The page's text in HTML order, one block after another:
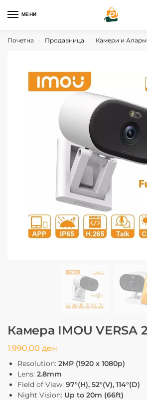
МЕНИ
Почетна › Продавница › Камери и
Камера IMOU VERSA
1.990,00 ден
Resolution: 2MP (1920 x 1080p)
Lens: 2.8mm
Field of View: 97°(H), 52°(V), 114°(D)
Night Vision: Up to 20m (66ft)